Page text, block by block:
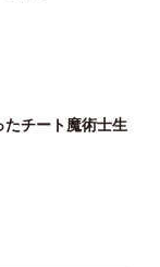
チート魔術士生